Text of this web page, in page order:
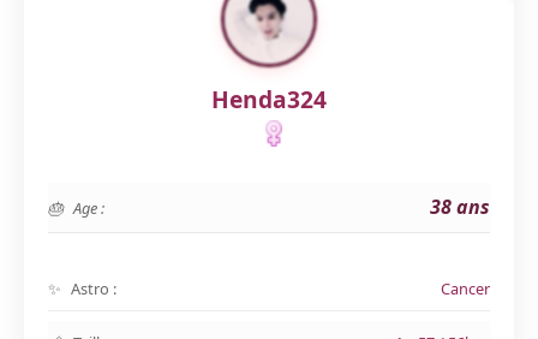
Henda324
Age : 38 ans
Astro : Cancer